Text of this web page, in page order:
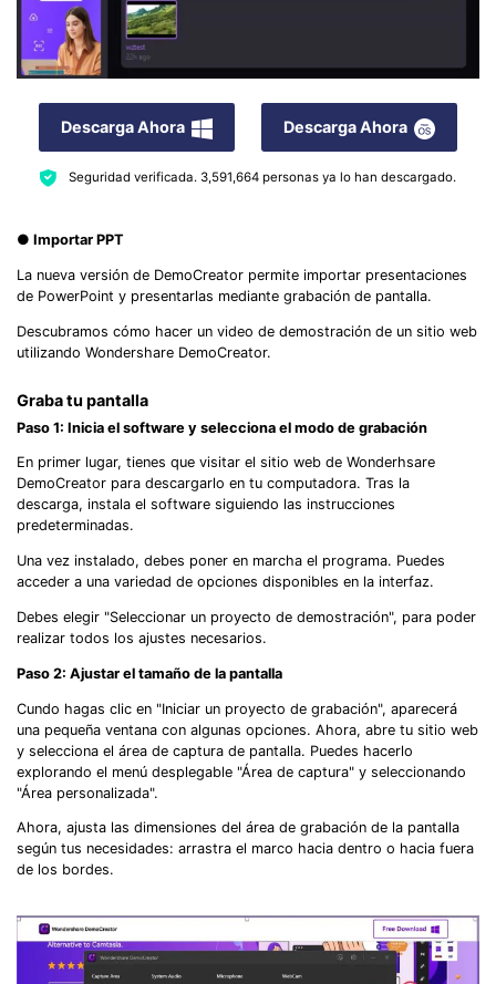
Descarga Ahora Descarga Ahora
Seguridad verificada. 3,591,664personas ya lo han descargado.
● Importar PPT
La nueva versión de DemoCreator permite importar presentaciones
de PowerPoint y presentarlas mediante grabación de pantalla.
Descubramos cómo hacer un video de demostración de un sitio web
utilizando Wondershare DemoCreator.
Graba tu pantalla
Paso 1: Inicia el software y selecciona el modo de grabación
En primer lugar, tienes que visitar el sitio web de Wonderhsare
DemoCreator para descargarlo en tu computadora. Tras la
descarga, instala el software siguiendo las instrucciones
predeterminadas.
Una vez instalado, debes poner en marcha el programa. Puedes
acceder a una variedad de opciones disponibles en la interfaz.
Debes elegir "Seleccionar un proyecto de demostración", para poder
realizar todos los ajustes necesarios.
Paso 2: Ajustar el tamaño de la pantalla
Cundo hagas clic en "Iniciar un proyecto de grabación", aparecerá
una pequeña ventana con algunas opciones. Ahora, abre tu sitio web
y selecciona el área de captura de pantalla. Puedes hacerlo
explorando el menú desplegable "Área de captura" y seleccionando
"Área personalizada".
Ahora, ajusta las dimensiones del área de grabación de la pantalla
según tus necesidades: arrastra el marco hacia dentro o hacia fuera
de los bordes.